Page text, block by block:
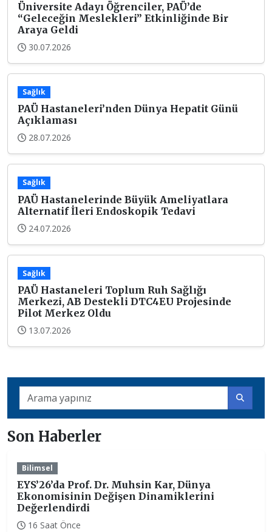
Üniversite Adayı Öğrenciler, PAÜ’de
“Geleceğin Meslekleri” Etkinliğinde Bir
Araya Geldi
30.07.2026
Sağlık
PAÜ Hastaneleri’nden Dünya Hepatit Günü
Açıklaması
28.07.2026
Sağlık
PAÜ Hastanelerinde Büyük Ameliyatlara
Alternatif İleri Endoskopik Tedavi
24.07.2026
Sağlık
PAÜ Hastaneleri Toplum Ruh Sağlığı
Merkezi, AB Destekli DTC4EU Projesinde
Pilot Merkez Oldu
13.07.2026
Son Haberler
Bilimsel
EYS’26’da Prof. Dr. Muhsin Kar, Dünya
Ekonomisinin Değişen Dinamiklerini
Değerlendirdi
16 Saat Önce